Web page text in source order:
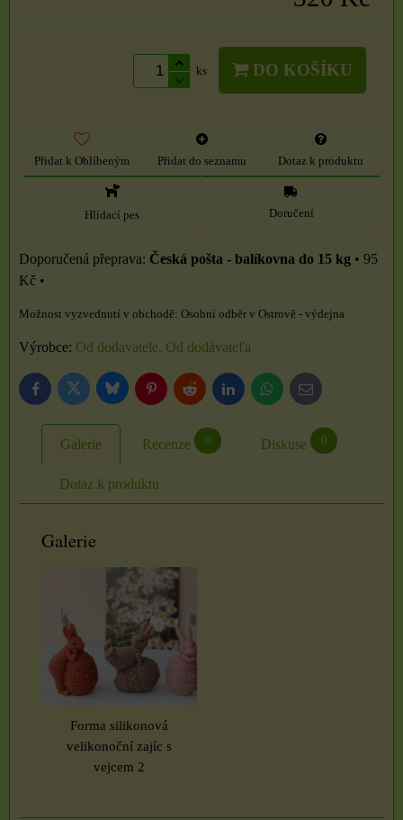
ks DO KOŠÍKU
Přidat k Oblíbeným Přidat do seznamu Dotaz k produktu
Hlídací pes Doručení
Česká pošta - balíkovna do 15 kg • 95
Kč •
Osobní odběr v Ostrově - výdejna
Výrobce: Od dodavatele, Od dodávateľa
FacebookTwitter BlueskyPinterestReddit LinkedInWhatsApp
E-
mail
Galerie Recenze 0 Diskuse 0
Dotaz k produktu
Galerie
Forma silikonová
velikonoční zajíc s
vejcem 2